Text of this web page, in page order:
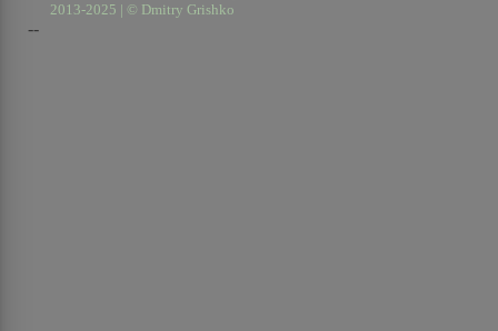
2013-2025 | © Dmitry Grishko
--